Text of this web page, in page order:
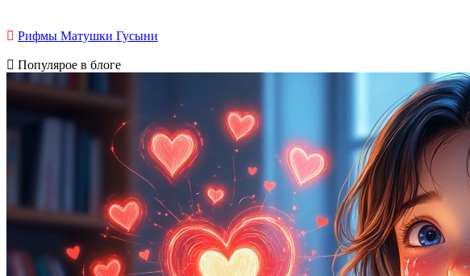
Рифмы Матушки Гусыни
Популярое в блоге